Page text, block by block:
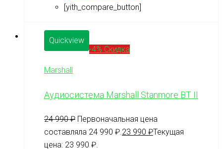
[yith_compare_button]
Quickview
-4% Скидка
Marshall
Аудиосистема Marshall Stanmore BT II
24 990₽ Первоначальная цена
составляла 24 990 ₽.23 990 ₽Текущая
цена: 23 990 ₽.